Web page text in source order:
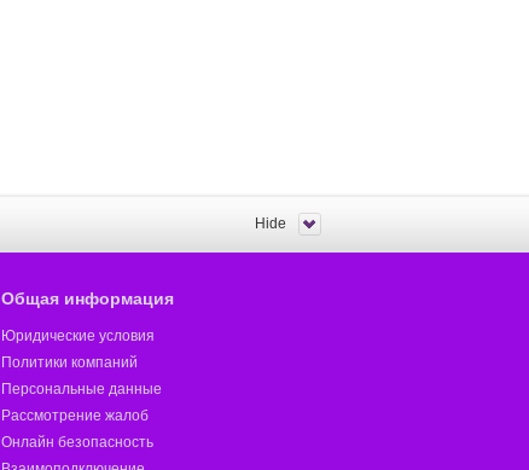
Hide
Общая информация
Юридические условия
Политики компаний
Персональные данные
Рассмотрение жалоб
Онлайн безопасность